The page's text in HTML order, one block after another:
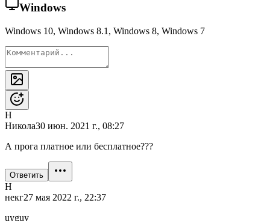
Windows
Windows 10, Windows 8.1, Windows 8, Windows 7
Н
Никола30 июн. 2021 г., 08:27
А прога платное или бесплатное???
Ответить
Н
некг27 мая 2022 г., 22:37
uyguy